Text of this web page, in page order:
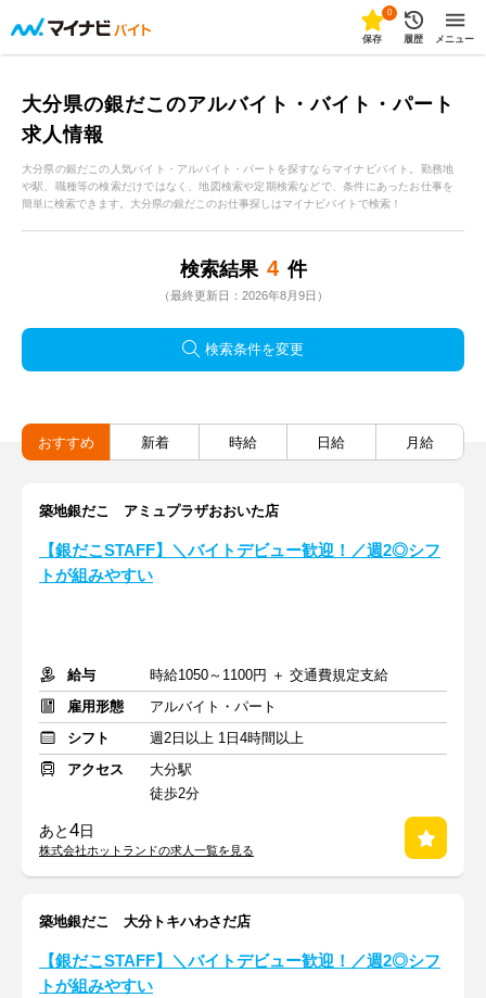
0
保存 履歴 メニュー
大分県の銀だこのアルバイト・バイト・パート
求人情報
大分県の銀だこの人気バイト・アルバイト・パートを探すならマイナビバイト。勤務地
や駅、職種等の検索だけではなく、地図検索や定期検索などで、条件にあったお仕事を
簡単に検索できます。大分県の銀だこのお仕事探しはマイナビバイトで検索！
検索結果 4 件
（最終更新日：2026年8月9日）
検索条件を変更
おすすめ 新着 時給 日給 月給
築地銀だこ アミュプラザおおいた店
【銀だこSTAFF】＼バイトデビュー歓迎！／週2◎シフ
トが組みやすい
給与
時給1050～1100円 ＋ 交通費規定支給
雇用形態
アルバイト・パート
シフト
週2日以上 1日4時間以上
アクセス
大分駅
徒歩2分
あと4日
株式会社ホットランドの求人一覧を見る
築地銀だこ 大分トキハわさだ店
【銀だこSTAFF】＼バイトデビュー歓迎！／週2◎シフ
トが組みやすい